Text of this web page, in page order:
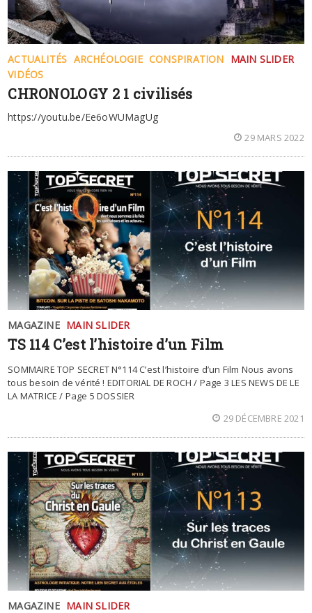
ACTUALITÉS ARCHÉOLOGIE CONSPIRATION MAIN SLIDER
VIDÉOS
CHRONOLOGY 2 1 civilisés
https://youtu.be/Ee6oWUMagUg
29 MARS 2022
MAGAZINE MAIN SLIDER
TS 114 C’est l’histoire d’un Film
SOMMAIRE TOP SECRET N°114 C’est l’histoire d’un Film Nous avons
tous besoin de vérité ! EDITORIAL DE ROCH / Page 3 LES NEWS DE LE
LA MATRICE / Page 5 DOSSIER
29 DÉCEMBRE 2021
MAGAZINE MAIN SLIDER